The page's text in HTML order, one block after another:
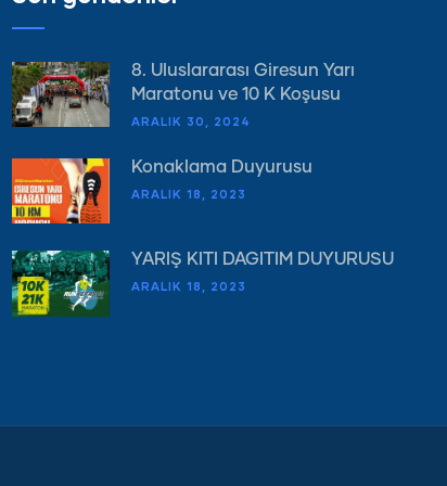
8. Uluslararası Giresun Yarı
Maratonu ve 10 K Koşusu
ARALIK 30, 2024
Konaklama Duyurusu
ARALIK 18, 2023
YARIŞ KİTİ DAĞITIM DUYURUSU
ARALIK 18, 2023